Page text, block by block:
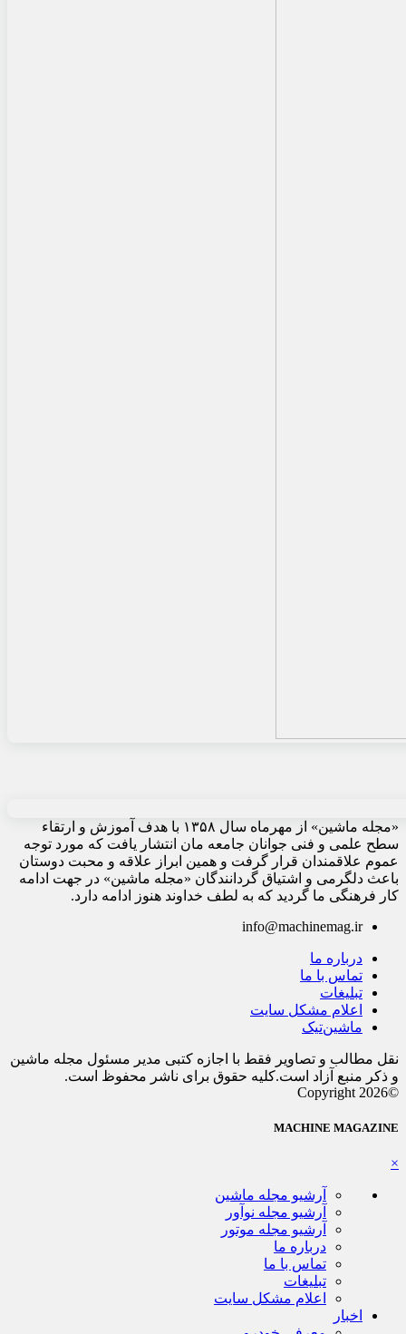
«مجله ماشین» از مهرماه سال ۱۳۵۸ با هدف آموزش و ارتقاء
سطح علمی و فنی جوانان جامعه مان انتشار یافت که مورد توجه
عموم علاقمندان قرار گرفت و همین ابراز علاقه و محبت دوستان
باعث دلگرمی و اشتیاق گردانندگان «مجله ماشین» در جهت ادامه
کار فرهنگی ما گردید که به لطف خداوند هنوز ادامه دارد.
info@machinemag.ir
درباره ما
تماس با ما
تبلیغات
اعلام مشکل سایت
ماشین‌تیک
نقل مطالب و تصاویر فقط با اجازه کتبی مدیر مسئول مجله ماشین
و ذکر منبع آزاد است.کلیه حقوق برای ناشر محفوظ است.
©Copyright 2026
MACHINE MAGAZINE
×
آرشیو مجله ماشین
آرشیو مجله نوآور
آرشیو مجله موتور
درباره ما
تماس با ما
تبلیغات
اعلام مشکل سایت
اخبار